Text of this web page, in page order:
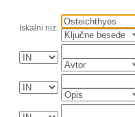
Iskalni niz: